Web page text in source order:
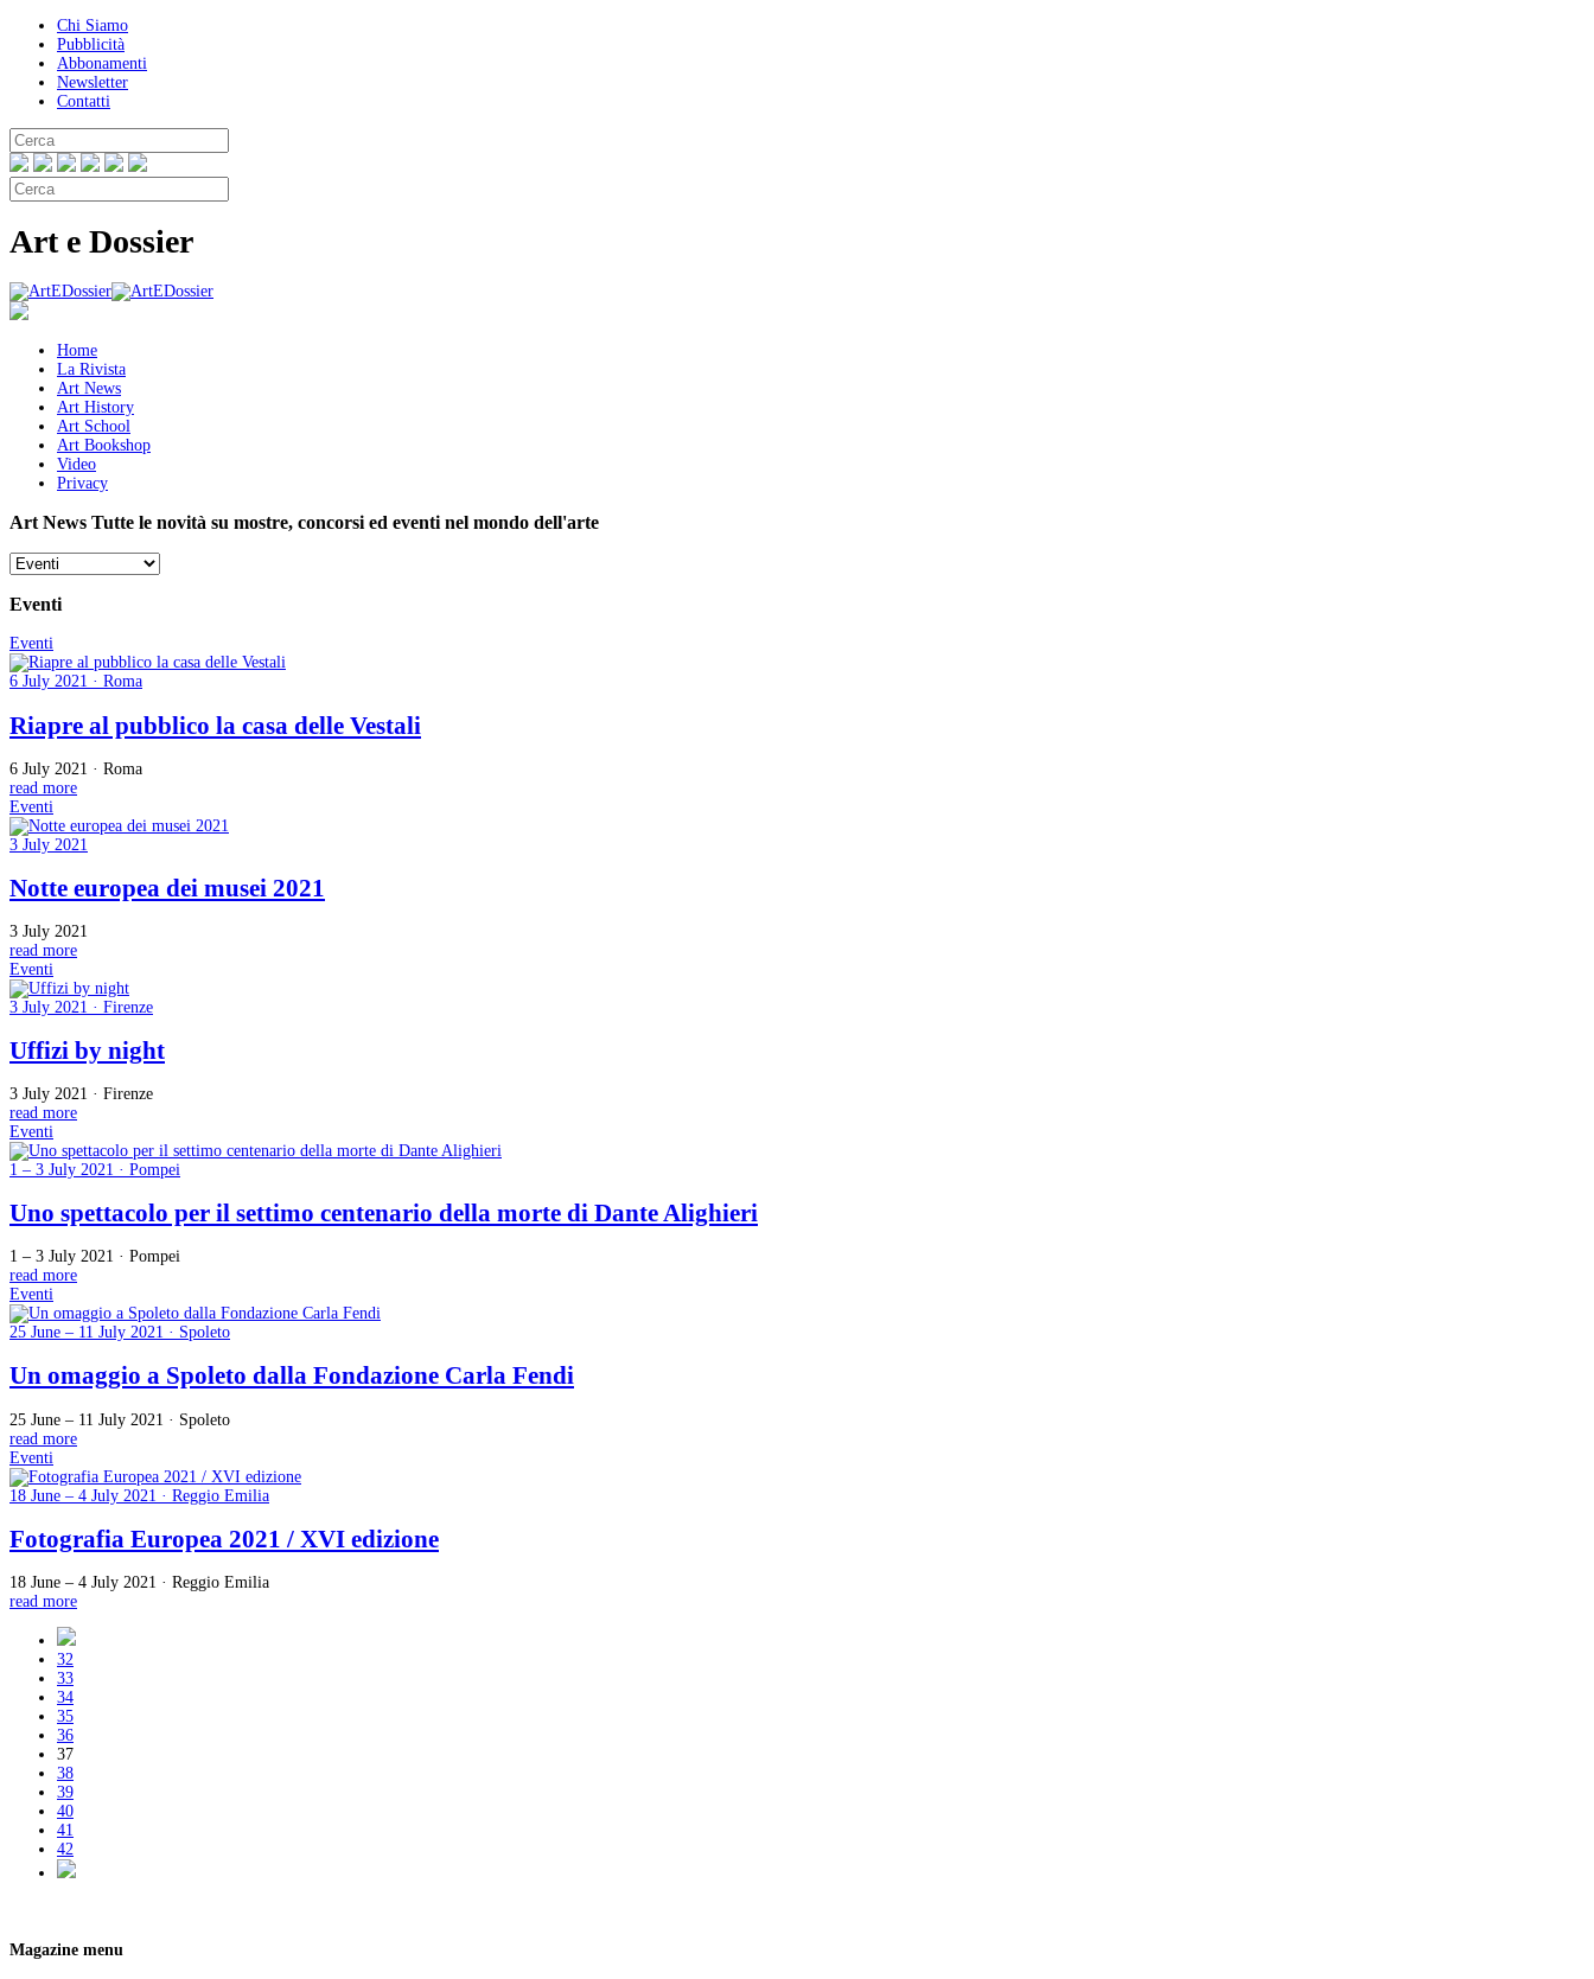
Chi Siamo
Pubblicità
Abbonamenti
Newsletter
Contatti
Art e Dossier
Home
La Rivista
Art News
Art History
Art School
Art Bookshop
Video
Privacy
Art News Tutte le novità su mostre, concorsi ed eventi nel mondo dell'arte
Eventi
Eventi
6 July 2021 · Roma
Riapre al pubblico la casa delle Vestali
6 July 2021 · Roma
read more
Eventi
3 July 2021
Notte europea dei musei 2021
3 July 2021
read more
Eventi
3 July 2021 · Firenze
Uffizi by night
3 July 2021 · Firenze
read more
Eventi
1 – 3 July 2021 · Pompei
Uno spettacolo per il settimo centenario della morte di Dante Alighieri
1 – 3 July 2021 · Pompei
read more
Eventi
25 June – 11 July 2021 · Spoleto
Un omaggio a Spoleto dalla Fondazione Carla Fendi
25 June – 11 July 2021 · Spoleto
read more
Eventi
18 June – 4 July 2021 · Reggio Emilia
Fotografia Europea 2021 / XVI edizione
18 June – 4 July 2021 · Reggio Emilia
read more
32
33
34
35
36
37
38
39
40
41
42
Magazine menu